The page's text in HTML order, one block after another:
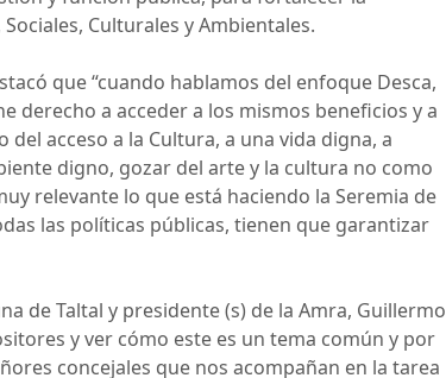
Culturales y Ambientales.
que “cuando hablamos del enfoque Desca,
derecho a acceder a los mismos beneficios y a
acceso a la Cultura, a una vida digna, a
digno, gozar del arte y la cultura no como
relevante lo que está haciendo la Seremia de
las políticas públicas, tienen que garantizar
de Taltal y presidente (s) de la Amra, Guillermo
y ver cómo este es un tema común y por
concejales que nos acompañan en la tarea